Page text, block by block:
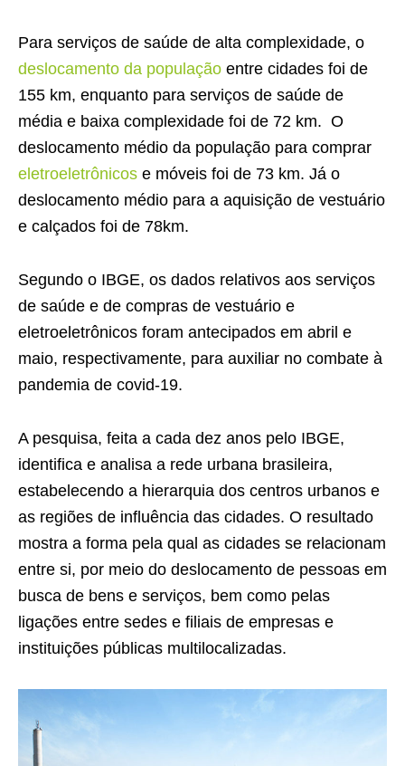
Para serviços de saúde de alta complexidade, o
deslocamento da população entre cidades foi de
155 km, enquanto para serviços de saúde de
média e baixa complexidade foi de 72 km. O
deslocamento médio da população para comprar
eletroeletrônicos e móveis foi de 73 km. Já o
deslocamento médio para a aquisição de vestuário
e calçados foi de 78km.
Segundo o IBGE, os dados relativos aos serviços
de saúde e de compras de vestuário e
eletroeletrônicos foram antecipados em abril e
maio, respectivamente, para auxiliar no combate à
pandemia de covid-19.
A pesquisa, feita a cada dez anos pelo IBGE,
identifica e analisa a rede urbana brasileira,
estabelecendo a hierarquia dos centros urbanos e
as regiões de influência das cidades. O resultado
mostra a forma pela qual as cidades se relacionam
entre si, por meio do deslocamento de pessoas em
busca de bens e serviços, bem como pelas
ligações entre sedes e filiais de empresas e
instituições públicas multilocalizadas.